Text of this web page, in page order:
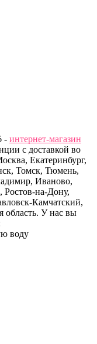
- интернет-магазин
с доставкой во
Екатеринбург,
Томск, Тюмень,
Иваново,
Ростов-на-Дону,
Камчатский,
область. У нас вы
воду